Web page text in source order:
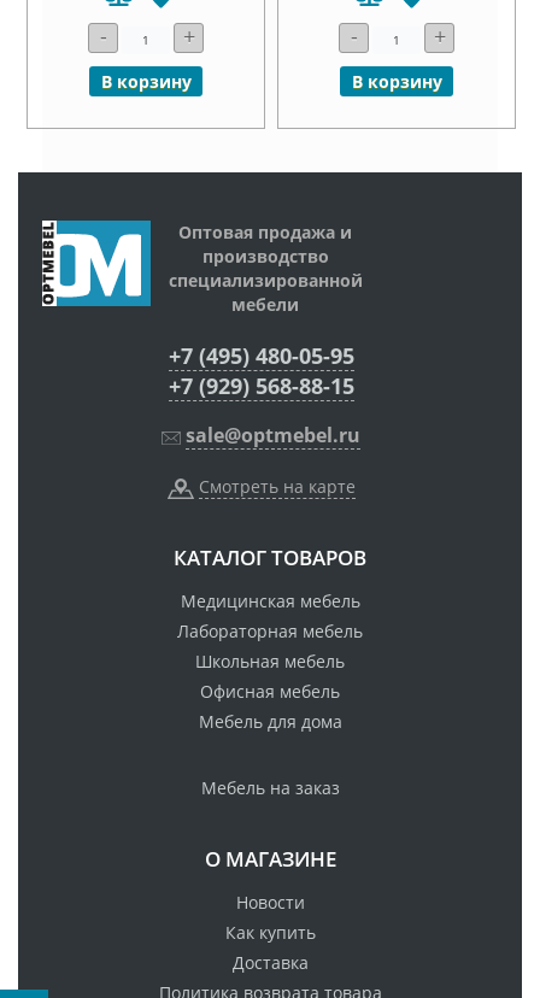
- +
В корзину
- +
В корзину
Оптовая продажа и
производство
специализированной
мебели
+7 (495) 480-05-95
+7 (929) 568-88-15
sale@optmebel.ru
Смотреть на карте
КАТАЛОГ ТОВАРОВ
Медицинская мебель
Лабораторная мебель
Школьная мебель
Офисная мебель
Мебель для дома
Мебель на заказ
О МАГАЗИНЕ
Новости
Как купить
Доставка
Политика возврата товара